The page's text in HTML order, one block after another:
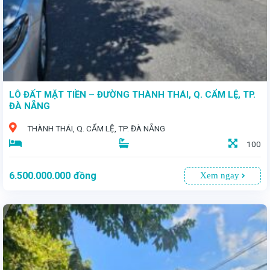
LÔ ĐẤT MẶT TIỀN – ĐƯỜNG THÀNH THÁI, Q. CẨM LỆ, TP.
ĐÀ NẴNG
THÀNH THÁI, Q. CẨM LỆ, TP. ĐÀ NẴNG
100
6.500.000.000 đồng Xem ngay